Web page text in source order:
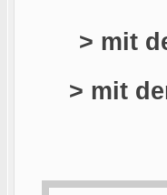
> mit
> mit